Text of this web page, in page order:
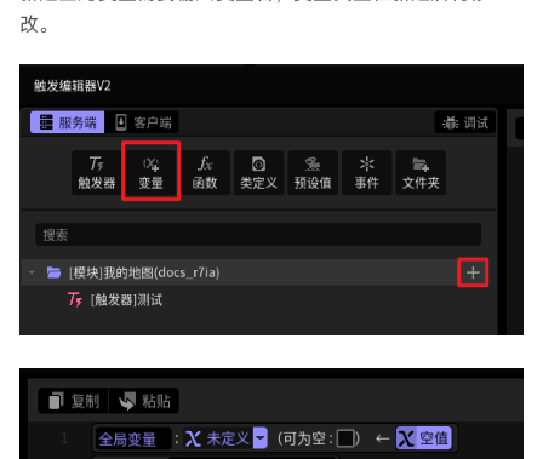
改。